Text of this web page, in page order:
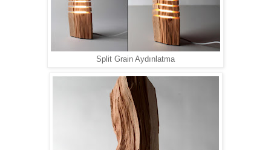
Split Grain Aydınlatma